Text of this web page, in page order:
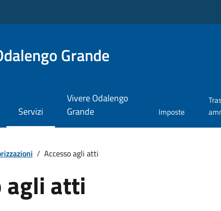
Grande
Servizi
Vivere Odalengo
Grande
Imposte
/ Accesso agli atti
agli atti